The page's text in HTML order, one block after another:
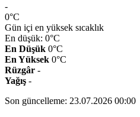
-
0°C
Gün içi en yüksek sıcaklık
En düşük: 0°C
En Düşük 0°C
En Yüksek 0°C
Rüzgâr -
Yağış -
Son güncelleme: 23.07.2026 00:00